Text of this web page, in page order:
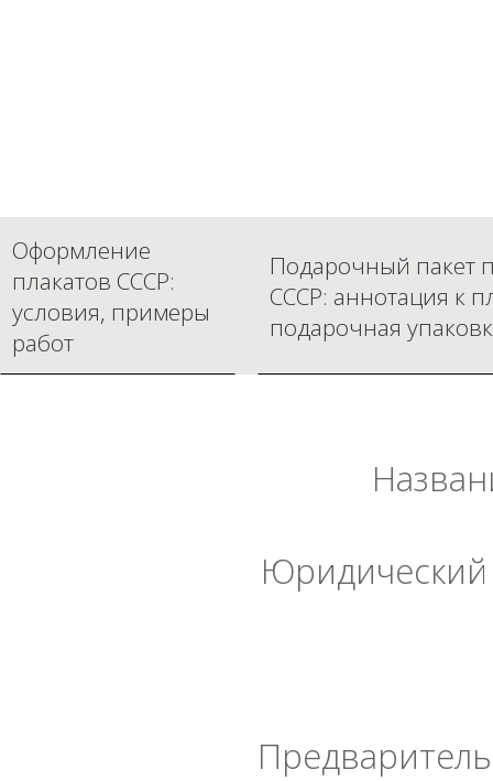
Оформление
плакатов СССР:
условия, примеры
работ
Подарочный пакет
СССР: аннотация к
подарочная